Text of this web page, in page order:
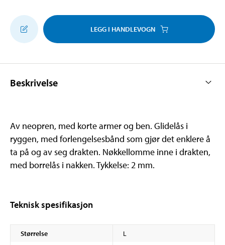
LEGG I HANDLEVOGN
Beskrivelse
Av neopren, med korte armer og ben. Glidelås i
ryggen, med forlengelsesbånd som gjør det enklere å
ta på og av seg drakten. Nøkkellomme inne i drakten,
med borrelås i nakken. Tykkelse: 2 mm.
Teknisk spesifikasjon
Størrelse
L